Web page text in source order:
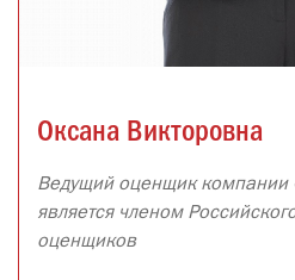
Оксана Викторовна
Ведущий оценщик компании
является членом
оценщиков